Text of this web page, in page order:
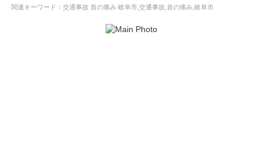
関連キーワード：交通事故 首の痛み 岐阜市,交通事故,首の痛み,岐阜市